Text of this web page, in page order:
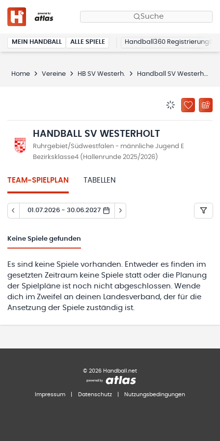
Suche
MEIN HANDBALL ALLE SPIELE Handball360 Registrierung
Home Vereine HB SV Westerh. Handball SV Westerholt
ZU
HANDBALL SV WESTERHOLT
Ruhrgebiet/Südwestfalen - männliche Jugend E
Bezirksklasse4 (Hallenrunde 2025/2026)
TEAM-SPIELPLAN TABELLEN
01.07.2026 - 30.06.2027
Keine Spiele gefunden
Es sind keine Spiele vorhanden. Entweder es finden im
gesetzten Zeitraum keine Spiele statt oder die Planung
der Spielpläne ist noch nicht abgeschlossen. Wende
dich im Zweifel an deinen Landesverband, der für die
Ansetzung der Spiele zuständig ist.
© 2026 Handball.net
Impressum Datenschutz Nutzungsbedingungen